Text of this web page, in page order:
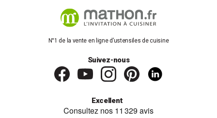
N°1 de la vente en ligne d’ustensiles de cuisine
Suivez-nous
Excellent